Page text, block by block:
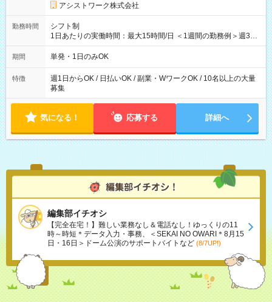
アシストワーク株式会社
勤務時間
シフト制
1日あたりの実働時間：最大15時間/日 ＜1週間の勤務例＞週3回
勤務 勤務：月・水・金 休み：火・木・土・日 好きな時にお仕事
可能です！ ※1日あたりの最大実働時間は日勤、夜勤共に勤務し
期間 単発・1日のみOK
特徴
週1日からOK / 日払いOK / 副業・WワークOK / 10名以上の大量
募集
気になる！ 応募する 詳細へ
編集部イチオシ
【完全在宅！】難しい業務なし＆電話なし！ゆっくりの11
時～時短＊データ入力・事務、＜SEKAI NO OWARI＊8月15
日・16日＞ドーム公演のサポートバイトなど (8/7UP!)